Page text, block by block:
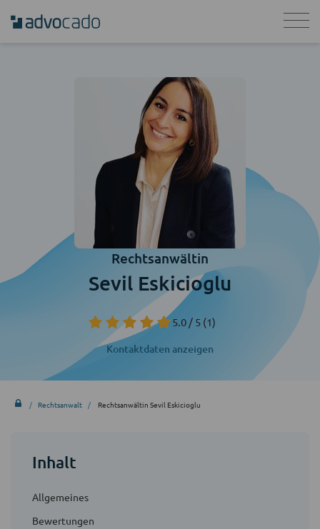
Rechtsanwältin
Sevil Eskicioglu
5.0 / 5 (1)
Kontaktdaten anzeigen
Rechtsanwalt Rechtsanwältin Sevil Eskicioglu
Inhalt
Allgemeines
Bewertungen